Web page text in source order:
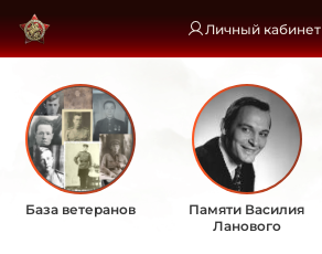
Личный кабинет
База ветеранов
Памяти Василия
Ланового